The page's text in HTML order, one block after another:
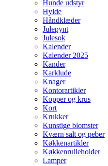
Hunde udstyr
Hylde
Håndklæder
Julepynt
Julesok
Kalender
Kalender 2025
Kander
Karklude
Knager
Kontorartikler
Kopper og krus
Kort
Krukker
Kunstige blomster
Kværn salt og peber
Køkkenartikler
Køkkenrulleholder
Lamper